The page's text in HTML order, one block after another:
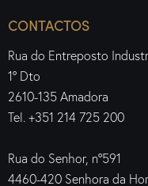
CONTACTOS
Rua do Entreposto
1º Dto
2610-135 Amadora
Tel. +351 214 725 200
Rua do Senhor, nº591
4460-420 Senhora da